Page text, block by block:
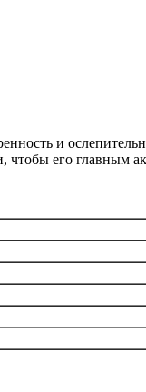
и
его главным